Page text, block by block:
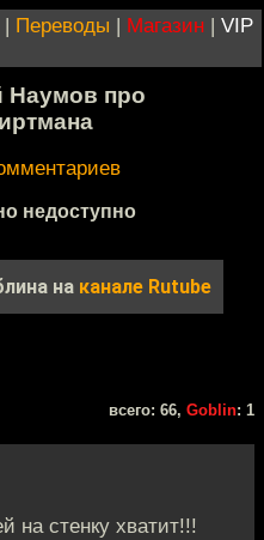
| Переводы | Магазин | VIP
Наумов про
недоступно
на канале Rutube
всего: 66, Goblin: 1
на стенку хватит!!!